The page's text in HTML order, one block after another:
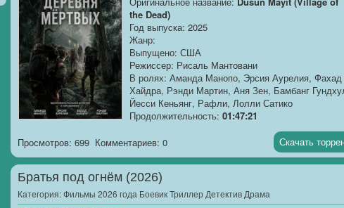
the Dead)
Год выпуска: 2025
Жанр:
Выпущено: США
Режиссер: Рисаль Мантовани
В ролях: Аманда Манопо, Эрсия Аурелия, Фахад
Хайдра, Рэнди Мартин, Аня Зен, Бамбанг
Йесси Кеньянг, Рафли, Лолли Сатико
Продолжительность: 01:47:21
Описание
: Весёлый поход четырёх друзей
оборачивается ужасом, когда они попадают в
мистическую Деревню мёртвых — портал между
мирами. Сумеют ли Арё, Нита,...
Просмотров: 699 Комментариев: 0 Скачать
Братья под огнём (2026)
Категория:Фильмы 2026 года Боевик Триллер Детектив Драма